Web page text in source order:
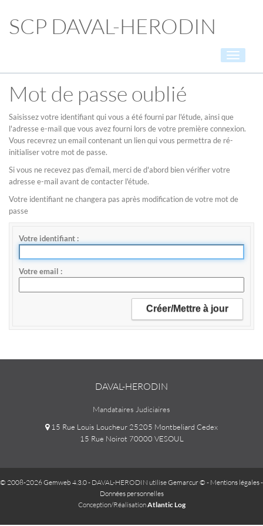
SCP DAVAL-HERODIN
Toggle
Mot de passe oublié
Saisissez votre identifiant qui vous a été fourni par l'étude, ainsi que
l'adresse e-mail que vous avez fourni lors de votre première connexion.
Vous recevrez un email contenant un lien qui vous permettra de ré-
initialiser votre mot de passe.
Si vous ne recevez pas d'email, merci de d'abord bien vérifier votre
adresse e-mail avant de contacter l'étude.
Votre identifiant ne changera pas après modification de votre mot de
passe
Votre identifiant
Votre email
DAVAL-HERODIN
Mandataires Judiciaires
15 Rue Louis Loucheur 25205 Montbeliard Cedex
15 Rue Noirot 70000 VESOUL
© 2008-2026 Gemweb 4.3.0- DAVAL-HERODIN utiliseGemarcur © - Mentions légales-
Données personnelles
Conception/RéalisationAtlantic Log